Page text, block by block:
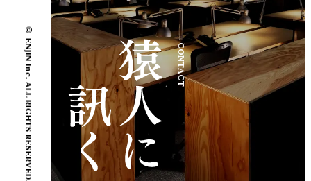
© ENJIN Inc. ALL RIGHTS RESERVED. CONTACT